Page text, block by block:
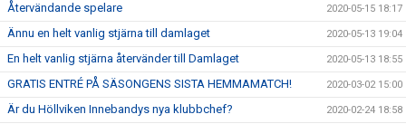
Återvändande spelare 2020-05-15 18:17
Ännu en helt vanlig stjärna till damlaget 2020-05-13 19:04
En helt vanlig stjärna återvänder till Damlaget 2020-05-13 18:55
GRATIS ENTRÉ PÅ SÄSONGENS SISTA HEMMAMATCH! 2020-03-02 15:00
Är du Höllviken Innebandys nya klubbchef? 2020-02-24 18:58